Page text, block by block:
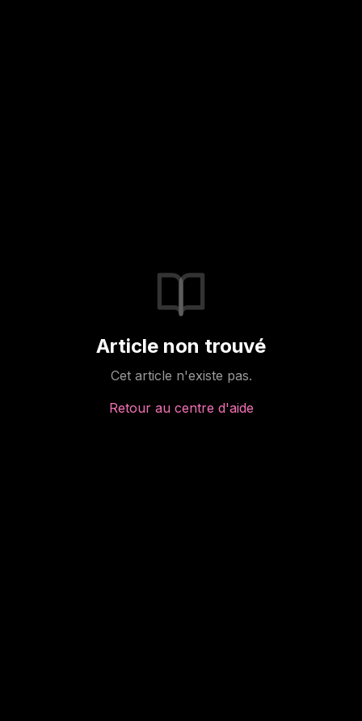
Article non trouvé
Cet article n'existe pas.
Retour au centre d'aide